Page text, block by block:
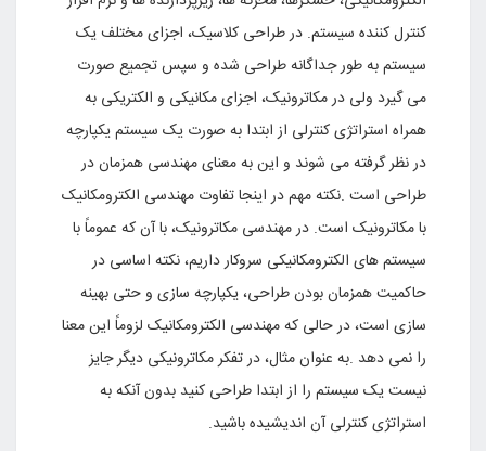
کنترل کننده سیستم. در طراحى کلاسیک، اجزاى مختلف یک
سیستم به طور جداگانه طراحى شده و سپس تجمیع صورت
مى گیرد ولى در مکاترونیک، اجزاى مکانیکى و الکتریکى به
همراه استراتژى کنترلى از ابتدا به صورت یک سیستم یکپارچه
در نظر گرفته مى شوند و این به معناى مهندسى همزمان در
طراحى است .نکته مهم در اینجا تفاوت مهندسى الکترومکانیک
با مکاترونیک است. در مهندسى مکاترونیک، با آن که عموماً با
سیستم هاى الکترومکانیکى سروکار داریم، نکته اساسى در
حاکمیت همزمان بودن طراحى، یکپارچه سازى و حتى بهینه
سازى است، در حالى که مهندسى الکترومکانیک لزوماً این معنا
را نمى دهد .به عنوان مثال، در تفکر مکاترونیکى دیگر جایز
نیست یک سیستم را از ابتدا طراحى کنید بدون آنکه به
استراتژى کنترلى آن اندیشیده باشید.